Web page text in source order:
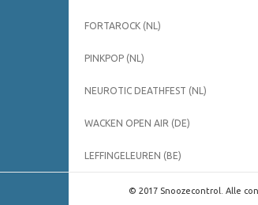
FORTAROCK (NL)
PINKPOP (NL)
NEUROTIC DEATHFEST (NL)
WACKEN OPEN AIR (DE)
LEFFINGELEUREN (BE)
© 2017 Snoozecontrol. Alle